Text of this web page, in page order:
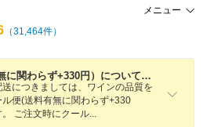
メニュー
（31,464件）
■クール便（送料有無に関わらず+330円）についてのご案内■
送につきましては、ワインの品質を
便(送料有無に関わらず+330
ご注文時にクール